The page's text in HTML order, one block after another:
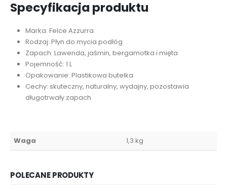
Specyfikacja produktu
Marka: Felce Azzurra
Rodzaj: Płyn do mycia podłóg
Zapach: Lawenda, jaśmin, bergamotka i mięta
Pojemność: 1 L
Opakowanie: Plastikowa butelka
Cechy: skuteczny, naturalny, wydajny, pozostawia
długotrwały zapach
Waga 1,3 kg
POLECANE PRODUKTY